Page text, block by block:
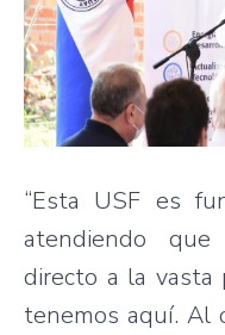
“Esta USF es
atendiendo
directo a la
tenemos aquí. Al